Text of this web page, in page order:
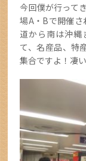
今回僕が行って
場A・Bで開催
道から南は沖縄
て、名産品、特
集合ですよ！凄